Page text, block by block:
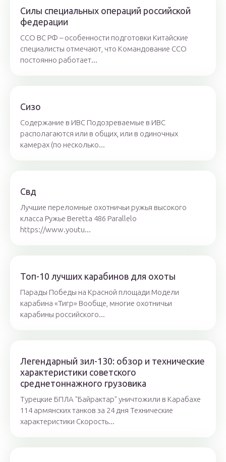
Силы специальных операций российской
федерации
ССО ВС РФ – особенности подготовки Китайские
специалисты отмечают, что Командование ССО
постоянно работает...
Сизо
Содержание в ИВС Подозреваемые в ИВС
располагаются или в общих, или в одиночных
камерах (по несколько...
Свд
Лучшие переломные охотничьи ружья высокого
класса Ружье Beretta 486 Parallelo
https://www.youtu...
Топ-10 лучших карабинов для охоты
Парады Победы на Красной площади Модели
карабина «Тигр» Вообще, многие охотничьи
карабины российского...
Легендарный зил-130: обзор и технические
характеристики советского
среднетоннажного грузовика
Турецкие БПЛА "Байрактар" уничтожили в Карабахе
114 армянских танков за 24 дня Технические
характеристики Скорость...